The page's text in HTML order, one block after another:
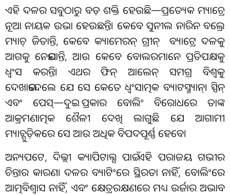
ଏହି ଦଳର ସବୁଠାରୁ ବଡ଼ ଶକ୍ତି ହେଉଛି—ପ୍ରତ୍ୟେକ ମ୍ୟାଚ୍ରେ
ନୂଆ ନାୟକ ଉଭା ହେଉଛନ୍ତି। କେବେ ସୁନୀଲ ନାରିନ ବଲ୍ରେ
ମ୍ୟାଚ୍ ଜିତାନ୍ତି, କେବେ କ୍ୟାମେରନ୍ ଗ୍ରୀନ୍ ବ୍ୟାଟ୍ରେ ଦଳକୁ
ଆଗକୁ ନେଇଯାନ୍ତି, ଆଉ କେବେ ବୋଲରମାନେ ପ୍ରତିପକ୍ଷକୁ
ଧ୍ୱଂସ କରନ୍ତି। ଏଥର ଫିନ୍ ଆଲେନ୍ ସମଗ୍ର ବିଶ୍ୱକୁ
ଦେଖାଇଦେଲେ ଯେ ସେ କେତେ ଧ୍ୱଂସାତ୍ମକ ବ୍ୟାଟସ୍ମ୍ୟାନ୍। ସ୍ପିନ୍
ଏବଂ ପେସ୍—ଦୁଇ ପ୍ରକାର ବୋଲିଂ ବିରୋଧରେ ତାଙ୍କ
ଆକ୍ରମଣାତ୍ମକ ଶୈଳୀ ଦେଖି ଲାଗୁଛି ଯେ ଆଗାମୀ
ମ୍ୟାଚ୍ଗୁଡ଼ିକରେ ସେ ଆଉ ଅଧିକ ବିପଦପୂର୍ଣ୍ଣ ହେବେ।
ଅନ୍ୟପଟେ, ଦିଲ୍ଲୀ କ୍ୟାପିଟାଲ୍ସ ପାଇଁ ଏହି ପରାଜୟ ଗଭୀର
ଚିନ୍ତାର କାରଣ। ଦଳର ବ୍ୟାଟିଂରେ ସ୍ଥିରତା ନାହିଁ, ବୋଲିଂରେ
ଆତ୍ମବିଶ୍ୱାସ ନାହିଁ, ଏବଂ କ୍ଷେତ୍ରରକ୍ଷଣରେ ମଧ୍ୟ ଉର୍ଜାର ଅଭାବ